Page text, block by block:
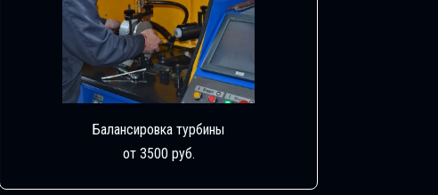
Балансировка турбины
от 3500 руб.